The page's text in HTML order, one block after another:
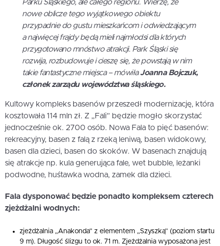
Parku Śląskiego, ale całego regionu. Wierzę, że
nowe oblicze tego wyjątkowego obiektu
przypadnie do gustu mieszkańcom i odwiedzającym
a najwięcej frajdy będą mieli najmłodsi dla których
przygotowano mnóstwo atrakcji. Park Śląski się
rozwija, rozbudowuje i cieszę się, że powstają w nim
takie fantastyczne miejsca – mówiłaJoanna Bojczuk,
członek zarządu województwa śląskiego.
Kultowy kompleks basenów przeszedł modernizację, która
kosztowała 114 mln zł. Z „Fali” będzie mogło skorzystać
jednocześnie ok. 2700 osób. Nowa Fala to pięć basenów:
rekreacyjny, basen z falą z rzeką leniwą, basen widokowy,
basen dla dzieci, basen do skoków. W basenach znajdują
się atrakcje np. kula generująca fale, wet bubble, leżanki
podwodne, huśtawka wodna, zamek dla dzieci.
Fala dysponować będzie ponadto kompleksem czterech
zjeżdżalni wodnych:
zjeżdżalnia „Anakonda” z elementem „Szyszką” (poziom startu
9 m). Długość ślizgu to ok. 71 m. Zjeżdżalnia wyposażona jest